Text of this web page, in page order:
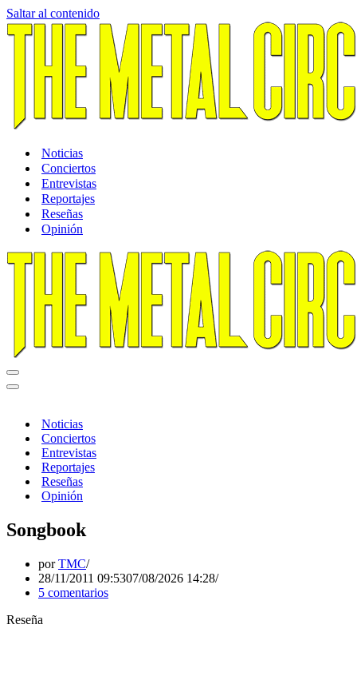
Saltar al contenido
Noticias
Conciertos
Entrevistas
Reportajes
Reseñas
Opinión
Menú
de
Menú
Noticias
Conciertos
Entrevistas
Reportajes
Reseñas
Opinión
Songbook
porTMC
28/11/2011 09:5307/08/2026 14:28
5 comentarios
Reseña